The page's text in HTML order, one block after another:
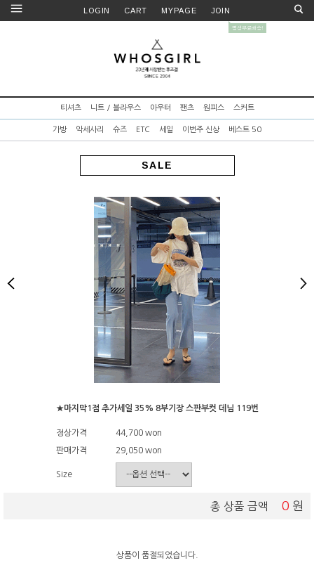
LOGIN CART MYPAGE JOIN
티셔츠 니트 / 블라우스 아우터 팬츠 원피스 스커트
가방 악세사리 슈즈 ETC 세일 이번주 신상 베스트 50
SALE
★마지막1점 추가세일 35% 8부기장 스판부컷 데님 119번
정상가격 44,700 won
판매가격 29,050 won
Size
총 상품 금액 0 원
상품이 품절되었습니다.